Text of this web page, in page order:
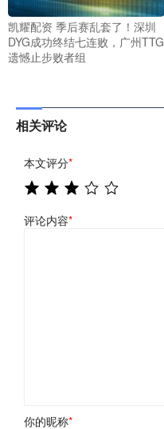
凯耀配资 季后赛乱套了！深圳
DYG成功终结七连败，广州TTG
遗憾止步败者组
相关评论
本文评分*
评论内容*
你的昵称*